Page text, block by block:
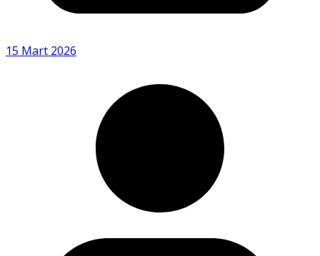
15 Mart 2026